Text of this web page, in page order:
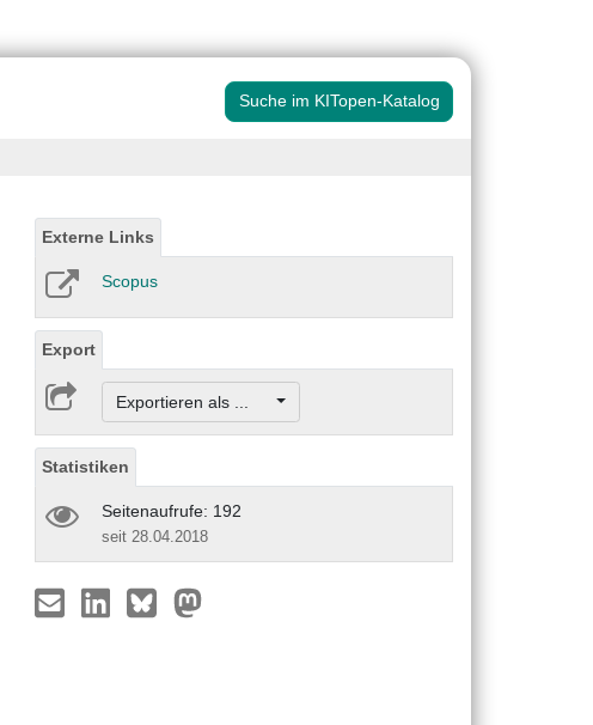
Suche im KITopen-Katalog
Externe Links
Scopus
Export
Exportieren als ...
Statistiken
Seitenaufrufe: 192
seit 28.04.2018